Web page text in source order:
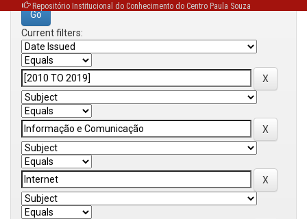
Repositório Institucional do Conhecimento do Centro Paula Souza
Current filters: